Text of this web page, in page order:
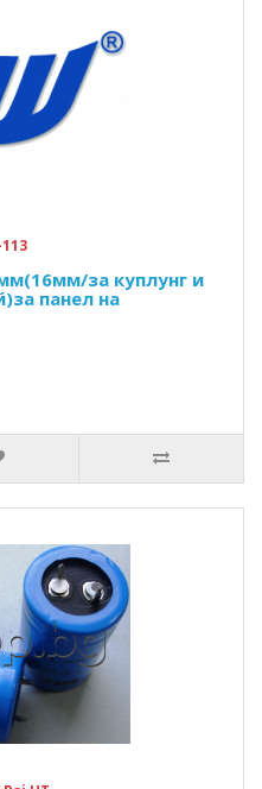
за куплунг и
панел на